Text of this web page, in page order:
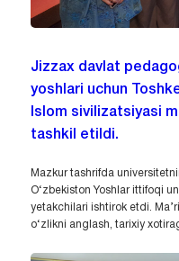
Jizzax davlat
yoshlari uchun
Islom sivilizatsiyasi
tashkil etildi.
Mazkur tashrifda
O‘zbekiston Yoshlar ittifoqi
yetakchilari ishtirok etdi.
o‘zlikni anglash, tarixiy